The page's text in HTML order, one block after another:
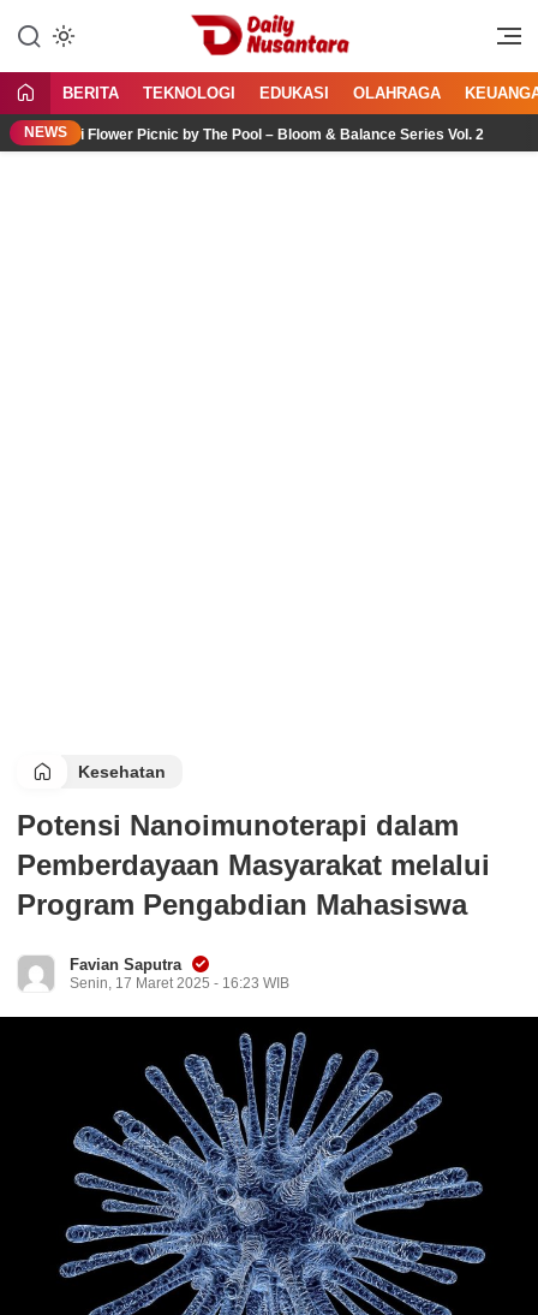
konten
Daily Nusantara
Menyajikan Fakta, Menginspirasi
BERITA TEKNOLOGI EDUKASI OLAHRAGA
NEWS
Flower Picnic by The Pool – Bloom & Balance Series Vol. 2
Kesehatan
Potensi Nanoimunoterapi dalam
Pemberdayaan Masyarakat melalui
Program Pengabdian Mahasiswa
Favian Saputra
Senin, 17 Maret 2025 - 16:23 WIB